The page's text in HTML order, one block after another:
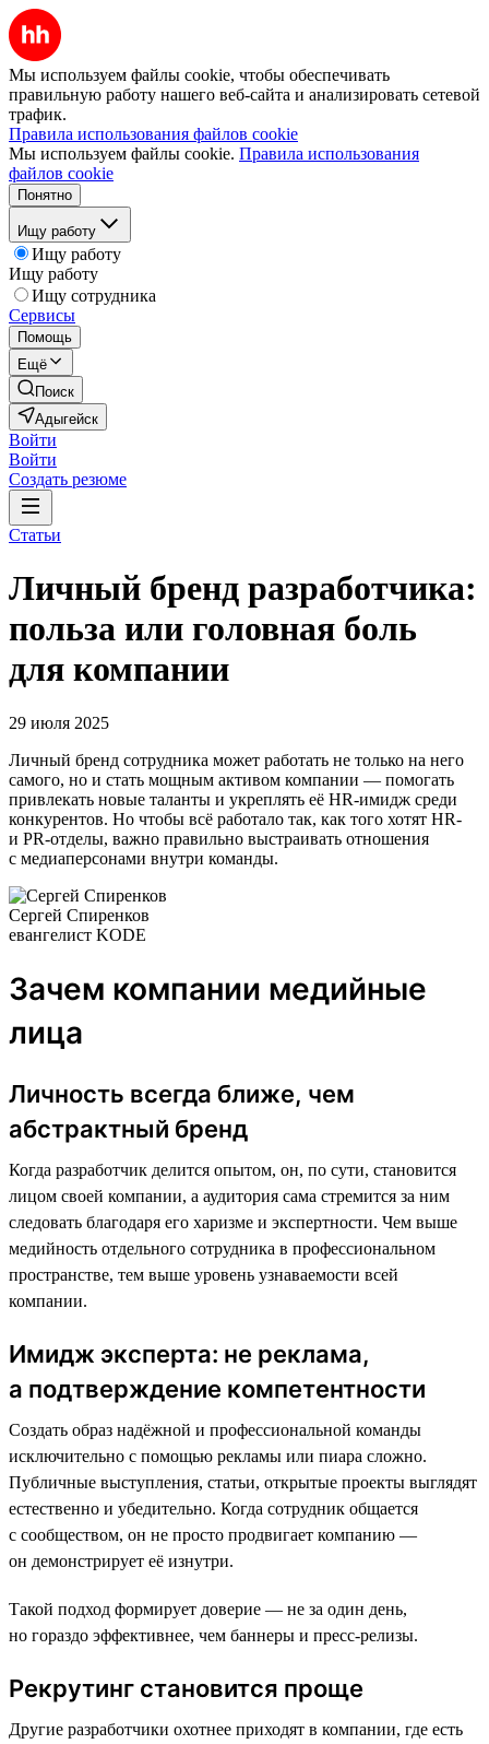
Мы используем файлы cookie, чтобы обеспечивать
правильную работу нашего веб-сайта и анализировать сетевой
трафик.
Правила использования файлов cookie
Мы используем файлы cookie. Правила использования
файлов cookie
Понятно
Ищу работу
Ищу работу
Ищу работу
Ищу сотрудника
Сервисы
Помощь
Ещё
Поиск
Адыгейск
Войти
Войти
Создать резюме
Статьи
Личный бренд разработчика:
польза или головная боль
для компании
29 июля 2025
Личный бренд сотрудника может работать не только на него
самого, но и стать мощным активом компании — помогать
привлекать новые таланты и укреплять её HR-имидж среди
конкурентов. Но чтобы всё работало так, как того хотят HR-
и PR-отделы, важно правильно выстраивать отношения
с медиаперсонами внутри команды.
Сергей Спиренков
евангелист KODE
Зачем компании медийные
лица
Личность всегда ближе, чем
абстрактный бренд
Когда разработчик делится опытом, он, по сути, становится
лицом своей компании, а аудитория сама стремится за ним
следовать благодаря его харизме и экспертности. Чем выше
медийность отдельного сотрудника в профессиональном
пространстве, тем выше уровень узнаваемости всей
компании.
Имидж эксперта: не реклама,
а подтверждение компетентности
Создать образ надёжной и профессиональной команды
исключительно с помощью рекламы или пиара сложно.
Публичные выступления, статьи, открытые проекты выглядят
естественно и убедительно. Когда сотрудник общается
с сообществом, он не просто продвигает компанию —
он демонстрирует её изнутри.
Такой подход формирует доверие — не за один день,
но гораздо эффективнее, чем баннеры и пресс-релизы.
Рекрутинг становится проще
Другие разработчики охотнее приходят в компании, где есть